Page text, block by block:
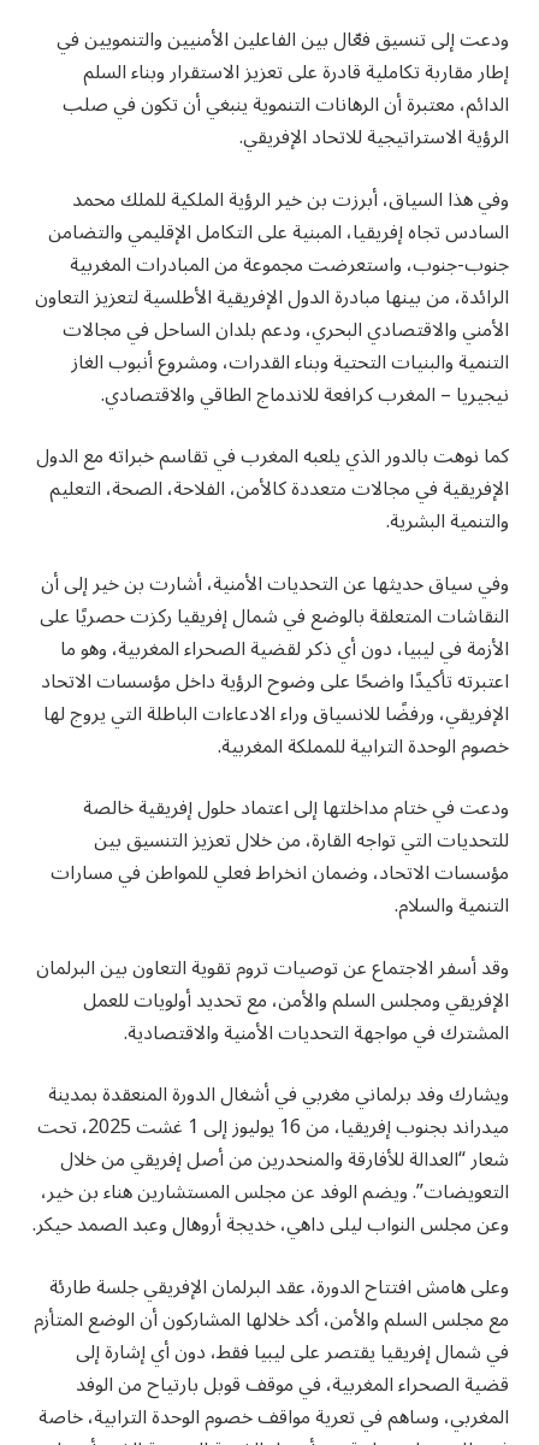
ودعت إلى تنسيق فعّال بين الفاعلين الأمنيين والتنمويين في
إطار مقاربة تكاملية قادرة على تعزيز الاستقرار وبناء السلم
الدائم، معتبرة أن الرهانات التنموية ينبغي أن تكون في صلب
الرؤية الاستراتيجية للاتحاد الإفريقي.
وفي هذا السياق، أبرزت بن خير الرؤية الملكية للملك محمد
السادس تجاه إفريقيا، المبنية على التكامل الإقليمي والتضامن
جنوب-جنوب، واستعرضت مجموعة من المبادرات المغربية
الرائدة، من بينها مبادرة الدول الإفريقية الأطلسية لتعزيز التعاون
الأمني والاقتصادي البحري، ودعم بلدان الساحل في مجالات
التنمية والبنيات التحتية وبناء القدرات، ومشروع أنبوب الغاز
نيجيريا – المغرب كرافعة للاندماج الطاقي والاقتصادي.
كما نوهت بالدور الذي يلعبه المغرب في تقاسم خبراته مع الدول
الإفريقية في مجالات متعددة كالأمن، الفلاحة، الصحة، التعليم
والتنمية البشرية.
وفي سياق حديثها عن التحديات الأمنية، أشارت بن خير إلى أن
النقاشات المتعلقة بالوضع في شمال إفريقيا ركزت حصريًا على
الأزمة في ليبيا، دون أي ذكر لقضية الصحراء المغربية، وهو ما
اعتبرته تأكيدًا واضحًا على وضوح الرؤية داخل مؤسسات الاتحاد
الإفريقي، ورفضًا للانسياق وراء الادعاءات الباطلة التي يروج لها
خصوم الوحدة الترابية للمملكة المغربية.
ودعت في ختام مداخلتها إلى اعتماد حلول إفريقية خالصة
للتحديات التي تواجه القارة، من خلال تعزيز التنسيق بين
مؤسسات الاتحاد، وضمان انخراط فعلي للمواطن في مسارات
التنمية والسلام.
وقد أسفر الاجتماع عن توصيات تروم تقوية التعاون بين البرلمان
الإفريقي ومجلس السلم والأمن، مع تحديد أولويات للعمل
المشترك في مواجهة التحديات الأمنية والاقتصادية.
ويشارك وفد برلماني مغربي في أشغال الدورة المنعقدة بمدينة
ميدراند بجنوب إفريقيا، من 16 يوليوز إلى 1 غشت 2025، تحت
شعار “العدالة للأفارقة والمنحدرين من أصل إفريقي من خلال
التعويضات”. ويضم الوفد عن مجلس المستشارين هناء بن خير،
وعن مجلس النواب ليلى داهي، خديجة أروهال وعبد الصمد حيكر.
وعلى هامش افتتاح الدورة، عقد البرلمان الإفريقي جلسة طارئة
مع مجلس السلم والأمن، أكد خلالها المشاركون أن الوضع المتأزم
في شمال إفريقيا يقتصر على ليبيا فقط، دون أي إشارة إلى
قضية الصحراء المغربية، في موقف قوبل بارتياح من الوفد
المغربي، وساهم في تعرية مواقف خصوم الوحدة الترابية، خاصة